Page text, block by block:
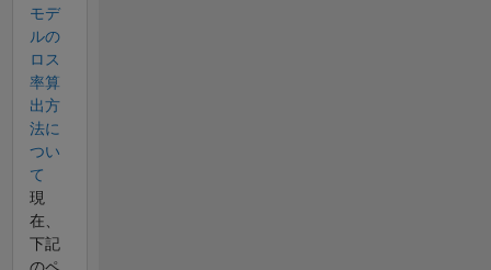
モデ
ルの
ロス
率算
出方
法に
つい
て
現
在、
下記